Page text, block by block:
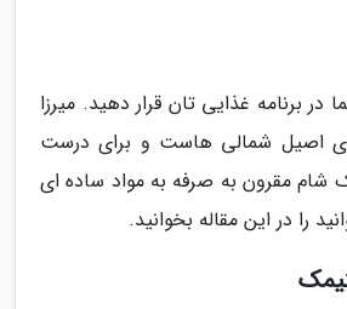
در برنامه غذایی تان قرار دهید. میرزا
اصیل شمالی هاست و برای درست
شام مقرون به صرفه به مواد ساده ای
را در این مقاله بخوانید.